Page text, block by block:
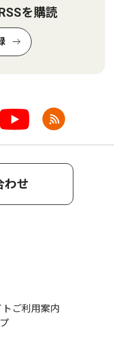
を購読
わせ
トご利用案内